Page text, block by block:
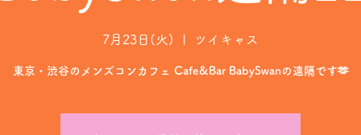
7月23日(火) ツイキャス
東京・渋谷のメンズコンカフェ Cafe&Bar BabySwanの遠隔です🫶